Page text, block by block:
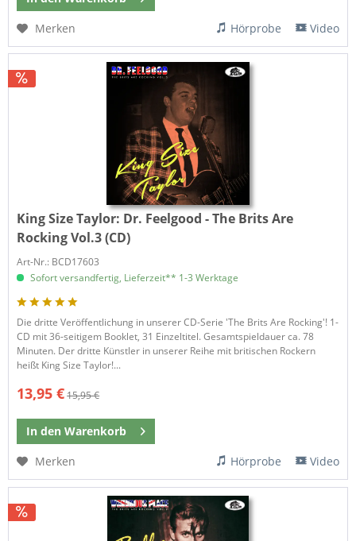
Merken
Hörprobe Video
King Size Taylor: Dr. Feelgood - The Brits Are
Rocking Vol.3 (CD)
Art-Nr.: BCD17603
Sofort versandfertig, Lieferzeit** 1-3 Werktage
Die dritte Veröffentlichung in unserer CD-Serie 'The Brits Are Rocking'! 1-
CD mit 36-seitigem Booklet, 31 Einzeltitel. Gesamtspieldauer ca. 78
Minuten. Der dritte Künstler in unserer Reihe mit britischen Rockern
heißt King Size Taylor!...
13,95 €15,95 €
In den Warenkorb
Merken
Hörprobe Video